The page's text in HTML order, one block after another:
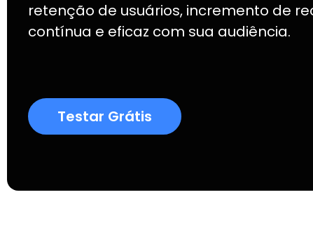
retenção de usuários, incremento de
contínua e eficaz com sua audiência.
Testar Grátis